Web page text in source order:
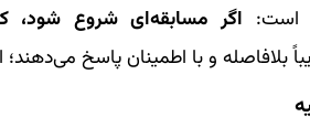
است: اگر مسابقه‌ای شروع شود،
بلافاصله و با اطمینان پاسخ